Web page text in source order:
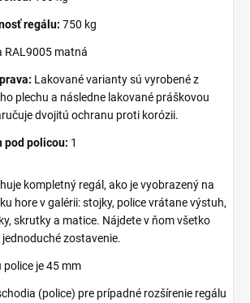
regálu: 750 kg
RAL9005 matná
Lakované varianty sú vyrobené z
plechu a následne lakované práškovou
dvojitú ochranu proti korózii.
pod policou: 1
kompletný regál, ako je vyobrazený na
hore v galérii: stojky, police vrátane výstuh,
skrutky a matice. Nájdete v ňom všetko
zostavenie.
je 45 mm
(police) pre prípadné rozšírenie regálu